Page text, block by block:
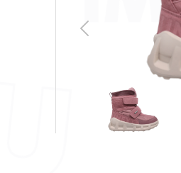
Мембрана для
Мембрана для девочек